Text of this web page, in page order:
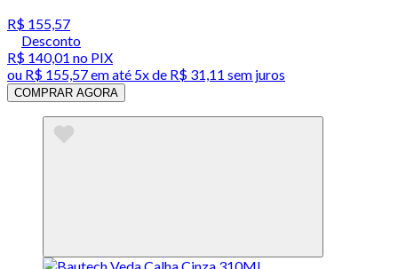
R$ 155,57
Desconto
R$ 140,01 no PIX
ou R$ 155,57em até 5x de R$ 31,11 sem juros
COMPRAR AGORA